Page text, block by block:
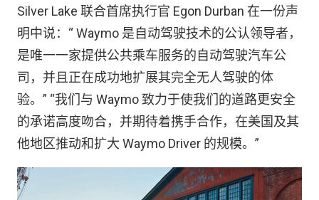
Silver Lake 联合首席执行官 Egon Durban 在一份声
明中说：“ Waymo 是自动驾驶技术的公认领导者，
是唯一一家提供公共乘车服务的自动驾驶汽车公
司，并且正在成功地扩展其完全无人驾驶的体
验。” “我们与 Waymo 致力于使我们的道路更安全
的承诺高度吻合，并期待着携手合作，在美国及其
他地区推动和扩大 Waymo Driver 的规模。”